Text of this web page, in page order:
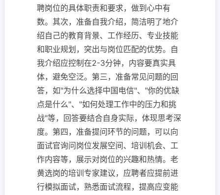
聘岗位的具体职责和要求，做到心中有
数。其次，准备自我介绍，简洁明了地介
绍自己的教育背景、工作经历、专业技能
和职业规划，突出与岗位匹配的优势。自
我介绍应控制在2-3分钟，内容要真实具
体，避免空泛。第三，准备常见问题的回
答，如"为什么选择中国电信"、"你的优缺
点是什么"、"如何处理工作中的压力和挑
战"等，回答要结合自身实际，体现思考深
度。第四，准备提问环节的问题，可以向
面试官询问岗位发展空间、培训机会、工
作内容等，展示对岗位的兴趣和热情。老
黄选岗的培训专家建议，应聘者应提前进
行模拟面试，熟悉面试流程，提高应变能